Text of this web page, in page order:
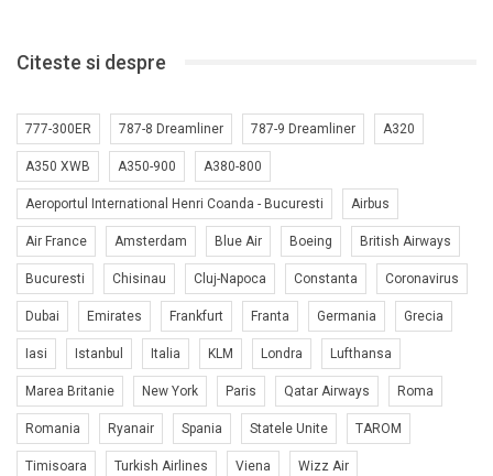
Citeste si despre
777-300ER 787-8 Dreamliner 787-9 Dreamliner A320
A350 XWB A350-900 A380-800
Aeroportul International Henri Coanda - Bucuresti Airbus
Air France Amsterdam Blue Air Boeing British Airways
Bucuresti Chisinau Cluj-Napoca Constanta Coronavirus
Dubai Emirates Frankfurt Franta Germania Grecia
Iasi Istanbul Italia KLM Londra Lufthansa
Marea Britanie New York Paris Qatar Airways Roma
Romania Ryanair Spania Statele Unite TAROM
Timisoara Turkish Airlines Viena Wizz Air